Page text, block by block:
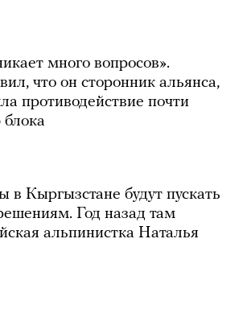
много вопросов».
что он сторонник альянса,
противодействие почти
Кыргызстане будут пускать
Год назад там
альпинистка Наталья